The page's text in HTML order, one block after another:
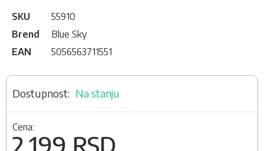
SKU
55910
Brend
Blue Sky
EAN
5056563711551
Na stanju
Cena:
2.199 RSD